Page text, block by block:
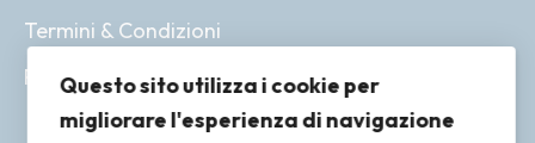
Termini & Condizioni
Resi & Rimborsi
Questo sito utilizza i cookie per
migliorare l'esperienza di navigazione